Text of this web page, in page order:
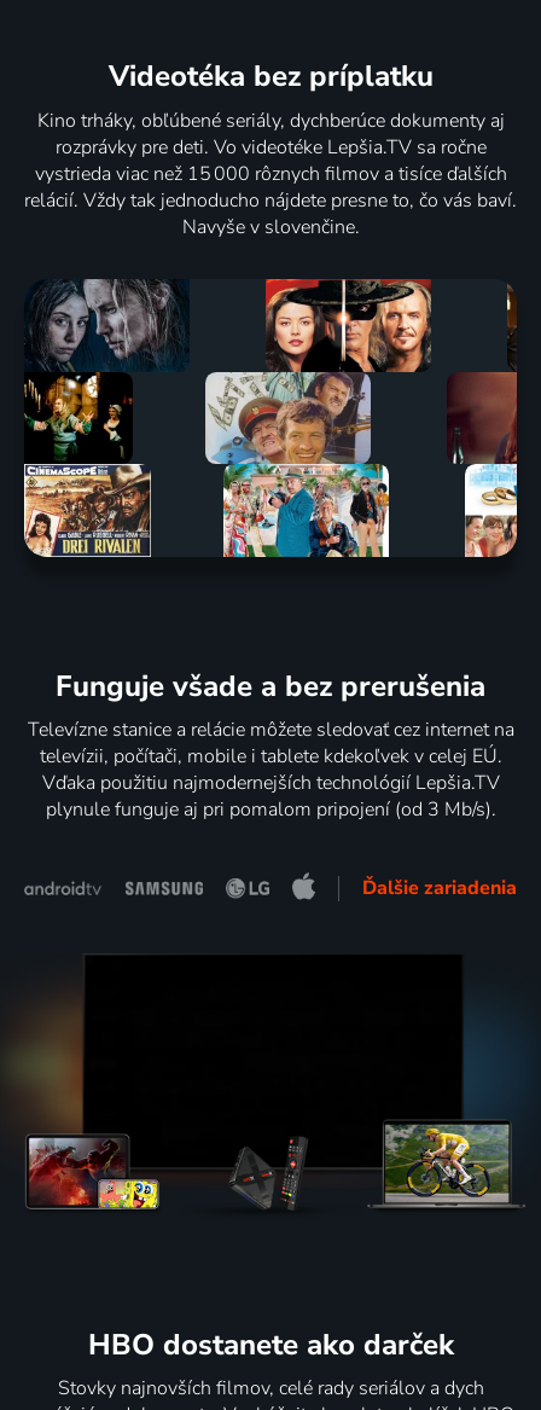
Videotéka bez príplatku
Kino trháky, obľúbené seriály, dychberúce dokumenty aj
rozprávky pre deti. Vo videotéke Lepšia.TV sa ročne
vystrieda viac než 15 000 rôznych filmov a tisíce ďalších
relácií. Vždy tak jednoducho nájdete presne to, čo vás baví.
Navyše v slovenčine.
Funguje všade a bez prerušenia
Televízne stanice a relácie môžete sledovať cez internet na
televízii, počítači, mobile i tablete kdekoľvek v celej EÚ.
Vďaka použitiu najmodernejších technológií Lepšia.TV
plynule funguje aj pri pomalom pripojení (od 3 Mb/s).
Ďalšie zariadenia
HBO dostanete ako darček
Stovky najnovších filmov, celé rady seriálov a dych